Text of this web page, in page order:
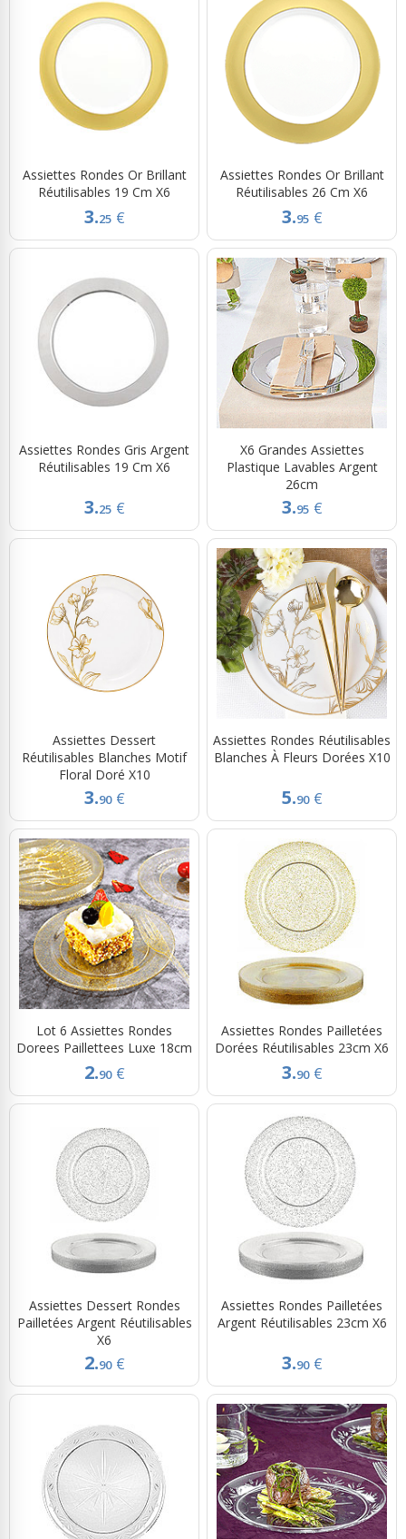
Assiettes Rondes Or Brillant
Réutilisables 19 Cm X6
3.25 €
Assiettes Rondes Or Brillant
Réutilisables 26 Cm X6
3.95 €
Assiettes Rondes Gris Argent
Réutilisables 19 Cm X6
3.25 €
X6 Grandes Assiettes
Plastique Lavables Argent
26cm
3.95 €
Assiettes Dessert
Réutilisables Blanches Motif
Floral Doré X10
3.90 €
Assiettes Rondes Réutilisables
Blanches À Fleurs Dorées X10
5.90 €
Lot 6 Assiettes Rondes
Dorees Paillettees Luxe 18cm
2.90 €
Assiettes Rondes Pailletées
Dorées Réutilisables 23cm X6
3.90 €
Assiettes Dessert Rondes
Pailletées Argent Réutilisables
X6
2.90 €
Assiettes Rondes Pailletées
Argent Réutilisables 23cm X6
3.90 €